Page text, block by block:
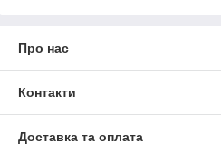
Про нас
Контакти
Доставка та оплата